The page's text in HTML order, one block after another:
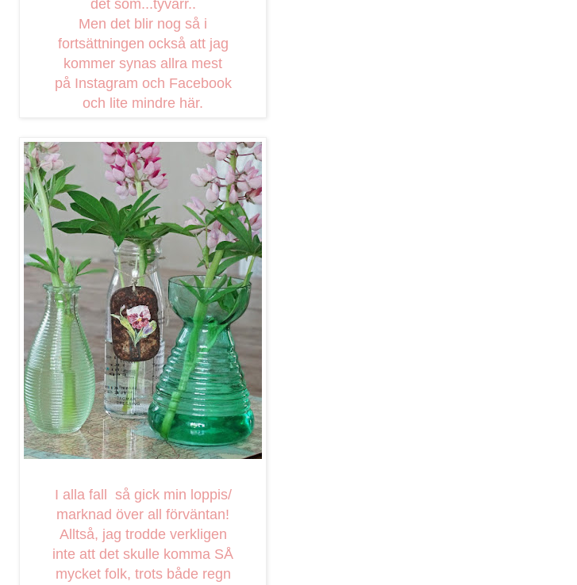
det som...tyvärr..
Men det blir nog så i
fortsättningen också att jag
kommer synas allra mest
på Instagram och Facebook
och lite mindre här.
I alla fall så gick min loppis/
marknad över all förväntan!
Alltså, jag trodde verkligen
inte att det skulle komma SÅ
mycket folk, trots både regn